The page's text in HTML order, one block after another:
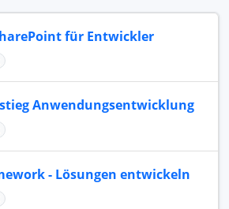
für Entwickler
Anwendungsentwicklung
- Lösungen entwickeln